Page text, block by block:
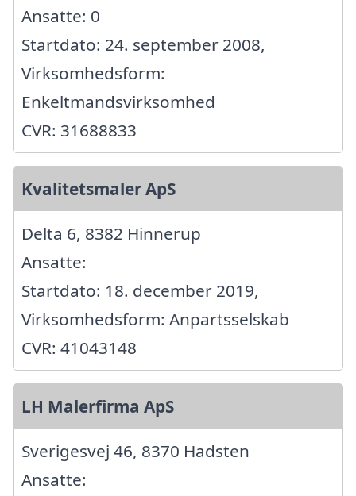
Ansatte: 0
Startdato: 24. september 2008,
Virksomhedsform:
Enkeltmandsvirksomhed
CVR: 31688833
Kvalitetsmaler ApS
Delta 6, 8382 Hinnerup
Ansatte:
Startdato: 18. december 2019,
Virksomhedsform: Anpartsselskab
CVR: 41043148
LH Malerfirma ApS
Sverigesvej 46, 8370 Hadsten
Ansatte: